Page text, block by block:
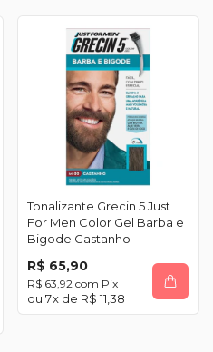
Tonalizante Grecin 5 Just
For Men Color Gel Barba e
Bigode Castanho
R$ 65,90
R$ 63,92 com Pix
7x de R$ 11,38